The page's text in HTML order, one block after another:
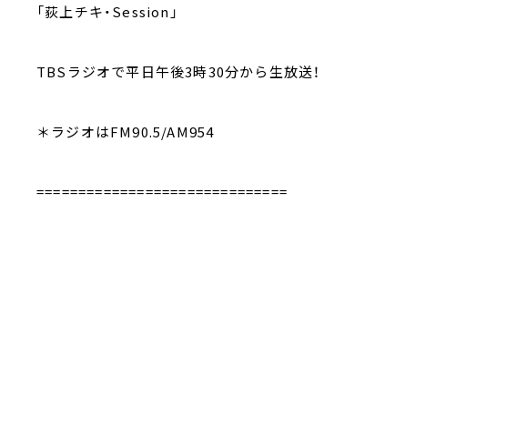
「荻上チキ・Session」
TBSラジオで平日午後3時30分から生放送！
＊ラジオはFM90.5/AM954
==============================